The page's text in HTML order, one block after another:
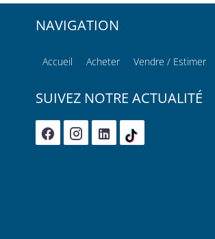
NAVIGATION
Accueil Acheter Vendre / Estimer
SUIVEZ NOTRE ACTUALITÉ